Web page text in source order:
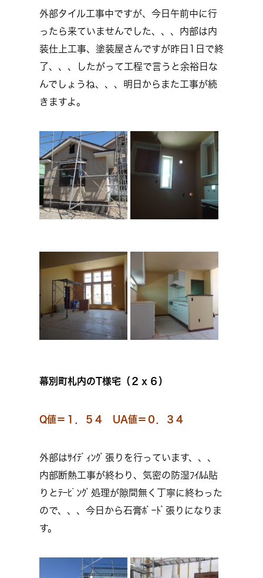
外部タイル工事中ですが、今日午前中に行
ったら来ていませんでした、、、内部は内
装仕上工事、塗装屋さんですが昨日1日で終
了、、、したがって工程で言うと余裕日な
んでしょうね、、、明日からまた工事が続
きますよ。
幕別町札内のT様宅（２ｘ６）
Q値＝１．５４ UA値＝０．３４
外部はｻｲﾃﾞｨﾝｸﾞ張りを行っています、、、
内部断熱工事が終わり、気密の防湿ﾌｲﾙﾑ貼
りとﾃｰﾋﾟﾝｸﾞ処理が隙間無く丁寧に終わった
ので、、、今日から石膏ﾎﾞｰﾄﾞ張りになりま
す。